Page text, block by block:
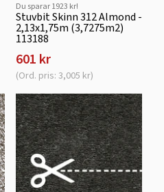
Du sparar 1923 kr!
Stuvbit Skinn 312 Almond -
2,13x1,75m (3,7275m2)
113188
601 kr
(Ord. pris: 3,005 kr)